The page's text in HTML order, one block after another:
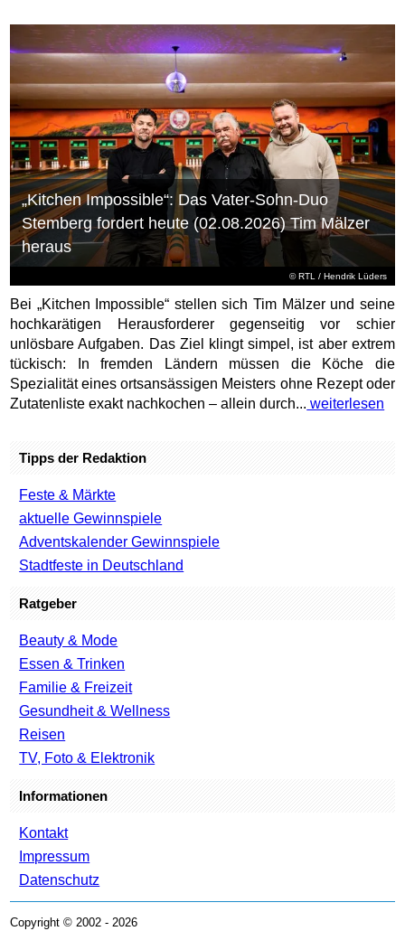
©RTL / Hendrik Lüders
„Kitchen Impossible“: Das Vater-Sohn-Duo
Stemberg fordert heute (02.08.2026) Tim Mälzer
heraus
Bei „Kitchen Impossible“ stellen sich Tim Mälzer und seine
hochkarätigen Herausforderer gegenseitig vor schier
unlösbare Aufgaben. Das Ziel klingt simpel, ist aber extrem
tückisch: In fremden Ländern müssen die Köche die
Spezialität eines ortsansässigen Meisters ohne Rezept oder
Zutatenliste exakt nachkochen – allein durch... weiterlesen
Tipps der Redaktion
Feste & Märkte
aktuelle Gewinnspiele
Adventskalender Gewinnspiele
Stadtfeste in Deutschland
Ratgeber
Beauty & Mode
Essen & Trinken
Familie & Freizeit
Gesundheit & Wellness
Reisen
TV, Foto & Elektronik
Informationen
Kontakt
Impressum
Datenschutz
Copyright © 2002 - 2026